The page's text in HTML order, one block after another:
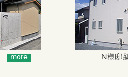
more N様邸